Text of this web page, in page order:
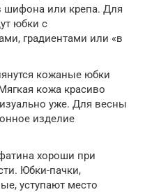
шифона или крепа. Для
юбки с
градиентами или «в
кожаные юбки
кожа красиво
уже. Для весны
изделие
хороши при
Юбки-пачки,
уступают место